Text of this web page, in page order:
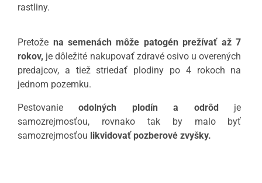
rastliny.
Pretože na semenách môže patogén prežívať až 7
rokov, je dôležité nakupovať zdravé osivo u overených
predajcov, a tiež striedať plodiny po 4 rokoch na
jednom pozemku.
Pestovanieodolných plodín a odrôd
je
samozrejmosťou, rovnako tak by malo byť
samozrejmosťou likvidovať pozberové zvyšky.